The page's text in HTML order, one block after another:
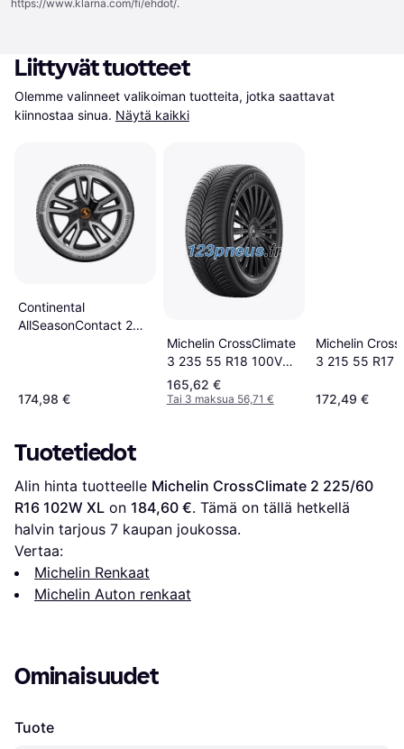
https://www.klarna.com/fi/ehdot/.
Liittyvät tuotteet
Olemme valinneet valikoiman tuotteita, jotka saattavat
kiinnostaa sinua. Näytä kaikki
Continental
AllSeasonContact 2
174,98 €
Michelin CrossClimate
3 235 55 R18 100V
Tire
165,62 €
Tai 3 maksua 56,71 €
Michelin
3 215 55 R17
172,49 €
Tuotetiedot
Alin hinta tuotteelle Michelin CrossClimate 2 225/60
R16 102W XL on 184,60 €. Tämä on tällä hetkellä
halvin tarjous 7 kaupan joukossa.
Vertaa:
Michelin Renkaat
Michelin Auton renkaat
Ominaisuudet
Tuote